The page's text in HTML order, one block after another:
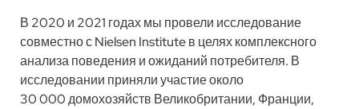
В 2020 и 2021 годах мы провели исследование
совместно с Nielsen Institute в целях комплексного
анализа поведения и ожиданий потребителя. В
исследовании приняли участие около
30 000 домохозяйств Великобритании, Франции,